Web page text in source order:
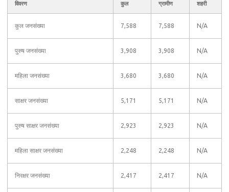
विवरण कुल ग्रामीण शहरी
कुल जनसंख्या 7,588 7,588 N/A
पुरुष जनसंख्या 3,908 3,908 N/A
महिला जनसंख्या 3,680 3,680 N/A
साक्षर जनसंख्या 5,171 5,171 N/A
पुरुष साक्षर जनसंख्या 2,923 2,923 N/A
महिला साक्षर जनसंख्या 2,248 2,248 N/A
निरक्षर जनसंख्या 2,417 2,417 N/A